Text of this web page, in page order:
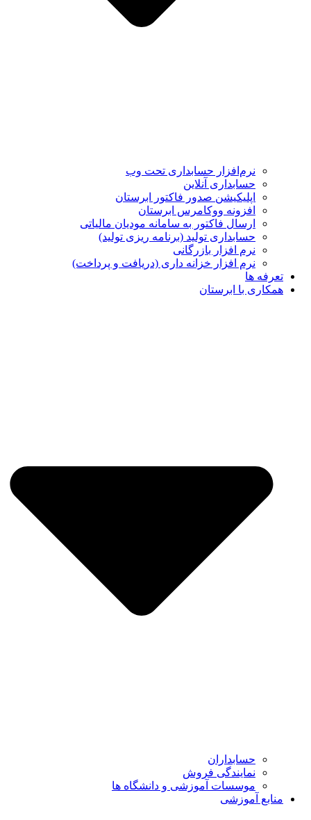
نرم‌افزار حسابداری تحت وب
حسابداری آنلاین
اپلیکیشن صدور فاکتور ابرستان
افزونه ووکامرس ابرستان
ارسال فاکتور به سامانه مودیان مالیاتی
حسابداری تولید (برنامه ریزی تولید)
نرم افزار بازرگانی
نرم افزار خزانه داری (دریافت و پرداخت)
تعرفه ها
همکاری با ابرستان
حسابداران
نمایندگی فروش
موسسات آموزشی و دانشگاه ها
منابع آموزشی